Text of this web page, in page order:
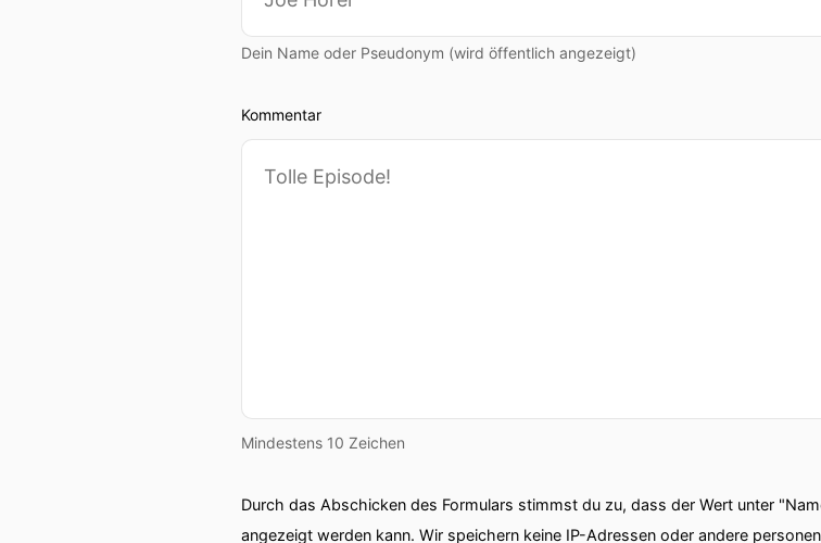
Dein Name oder Pseudonym (wird öffentlich angezeigt)
Kommentar
Mindestens 10 Zeichen
Durch das Abschicken des Formulars stimmst du zu, dass der Wert unter
angezeigt werden kann. Wir speichern keine IP-Adressen oder andere